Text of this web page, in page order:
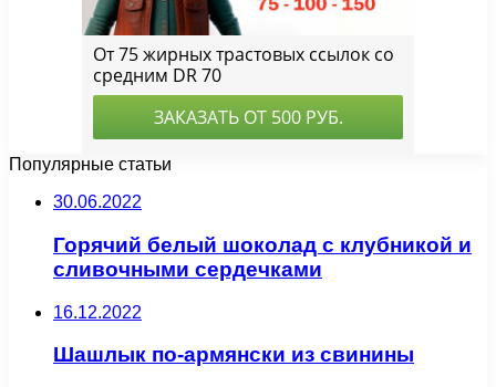
Популярные статьи
30.06.2022
Горячий белый шоколад с клубникой и
сливочными сердечками
16.12.2022
Шашлык по-армянски из свинины